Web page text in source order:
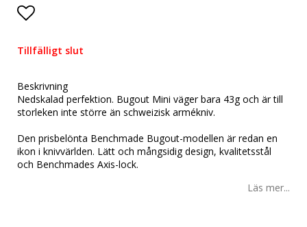
Tillfälligt slut
Beskrivning
Nedskalad perfektion. Bugout Mini väger bara 43g och är till
storleken inte större än schweizisk armékniv.
Den prisbelönta Benchmade Bugout-modellen är redan en
ikon i knivvärlden. Lätt och mångsidig design, kvalitetsstål
och Benchmades Axis-lock.
Läs mer...